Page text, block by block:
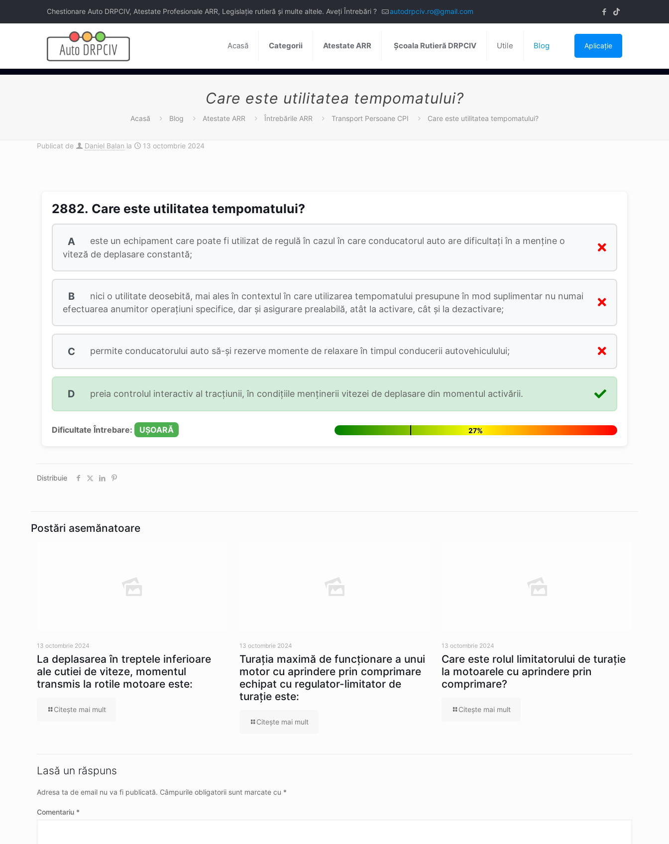
Chestionare Auto DRPCIV, Atestate Profesionale ARR, Legislație rutieră și multe altele. Aveți Întrebări ? autodrpciv.ro@gmail.com
Acasă Categorii Atestate ARR Școala Rutieră DRPCIV Utile Blog Aplicație
Care este utilitatea tempomatului?
Acasă Blog Atestate ARR Întrebările ARR Transport Persoane CPI Care este utilitatea tempomatului?
Publicat de Daniel Balan la 13 octombrie 2024
2882. Care este utilitatea tempomatului?
A
este un echipament care poate fi utilizat de regulă în cazul în care conducatorul auto are dificultați în a menține o
viteză de deplasare constantă;
B
nici o utilitate deosebită, mai ales în contextul în care utilizarea tempomatului presupune în mod suplimentar nu numai
efectuarea anumitor operațiuni specifice, dar și asigurare prealabilă, atât la activare, cât și la dezactivare;
C permite conducatorului auto să-și rezerve momente de relaxare în timpul conducerii autovehiculului;
D preia controlul interactiv al tracțiunii, în condițiile menținerii vitezei de deplasare din momentul activării.
Dificultate Întrebare: UȘOARĂ 27%
Distribuie
Postări asemănatoare
13 octombrie 2024
La deplasarea în treptele inferioare
ale cutiei de viteze, momentul
transmis la rotile motoare este:
Citeşte mai mult
13 octombrie 2024
Turația maximă de funcționare a unui
motor cu aprindere prin comprimare
echipat cu regulator-limitator de
turație este:
Citeşte mai mult
13 octombrie 2024
Care este rolul limitatorului de turație
la motoarele cu aprindere prin
comprimare?
Citeşte mai mult
Lasă un răspuns
Adresa ta de email nu va fi publicată. Câmpurile obligatorii sunt marcate cu *
Comentariu *